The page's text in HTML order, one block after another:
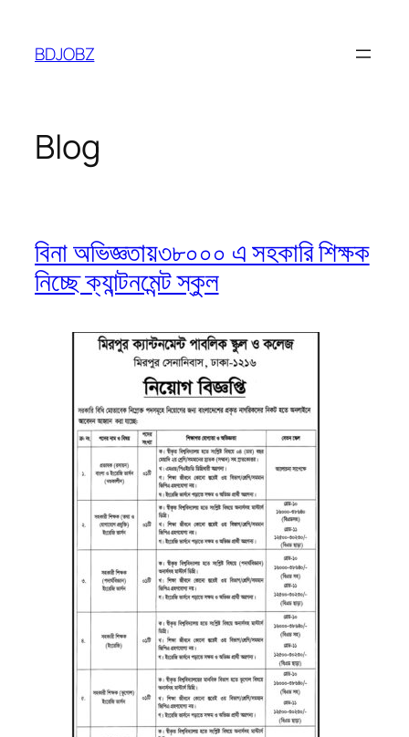
content
BDJOBZ
Blog
বিনা অভিজ্ঞতায়৩৮০০০ এ সহকারি শিক্ষক
নিচ্ছে ক্যান্টনমেন্ট স্কুল